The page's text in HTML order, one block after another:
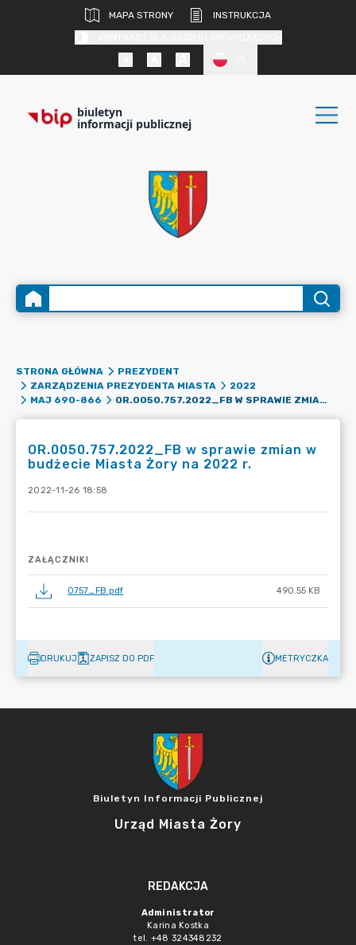
MAPA STRONY
INSTRUKCJA
biuletyn
informacji publicznej
STRONA GŁÓWNA
PREZYDENT
ZARZĄDZENIA PREZYDENTA MIASTA
2022
MAJ 690-866
OR.0050.757.2022_FB W SPRAWIE ZMIAN W BUDŻECIE MIASTA ŻORY NA 2022 R.
OR.0050.757.2022_FB w sprawie zmian w
budżecie Miasta Żory na 2022 r.
2022-11-26 18:58
ZAŁĄCZNIKI
0757_FB.pdf 490.55 KB
DRUKUJ ZAPISZ DO PDF METRYCZKA
Biuletyn Informacji Publicznej
Urząd Miasta Żory
REDAKCJA
Administrator
Karina Kostka
tel. +48 324348232